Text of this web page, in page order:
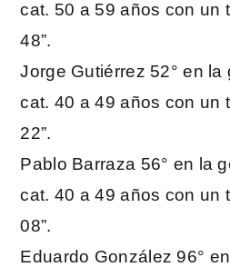
cat. 50 a 59 años con un
48”.
Jorge Gutiérrez 52° en la
cat. 40 a 49 años con un
22”.
Pablo Barraza 56° en la
cat. 40 a 49 años con un
08”.
Eduardo González 96°